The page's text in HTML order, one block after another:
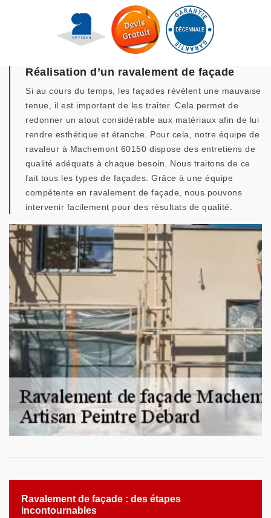
Réalisation d’un ravalement de façade
Si au cours du temps, les façades révèlent une mauvaise
tenue, il est important de les traiter. Cela permet de
redonner un atout considérable aux matériaux afin de lui
rendre esthétique et étanche. Pour cela, notre équipe de
ravaleur à Machemont 60150 dispose des entretiens de
qualité adéquats à chaque besoin. Nous traitons de ce
fait tous les types de façades. Grâce à une équipe
compétente en ravalement de façade, nous pouvons
intervenir facilement pour des résultats de qualité.
Ravalement de façade : des étapes
incontournables